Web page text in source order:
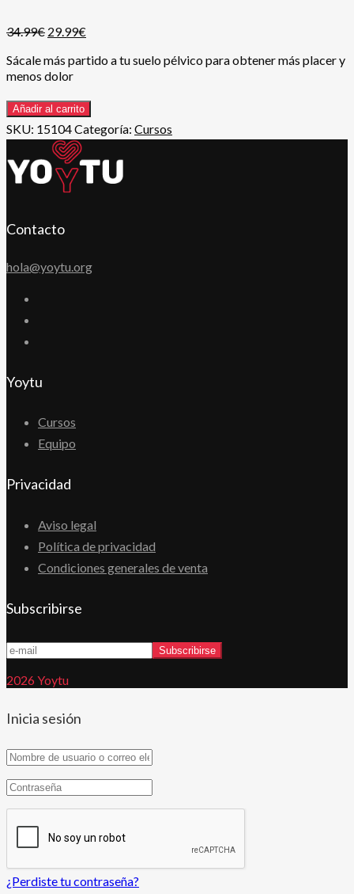
34.99€ 29.99€
Sácale más partido a tu suelo pélvico para obtener más placer y
menos dolor
Añadir al carrito
SKU: 15104Categoría: Cursos
Contacto
hola@yoytu.org
Yoytu
Cursos
Equipo
Privacidad
Aviso legal
Política de privacidad
Condiciones generales de venta
Subscribirse
2026 Yoytu
Inicia sesión
¿Perdiste tu contraseña?